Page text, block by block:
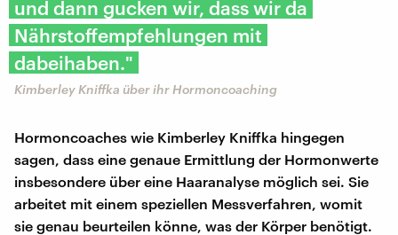
und dann gucken wir, dass wir da
Nährstoffempfehlungen mit
dabeihaben."
Kimberley Kniffka über ihr Hormoncoaching
Hormoncoaches wie Kimberley Kniffka hingegen
sagen, dass eine genaue Ermittlung der Hormonwerte
insbesondere über eine Haaranalyse möglich sei. Sie
arbeitet mit einem speziellen Messverfahren, womit
sie genau beurteilen könne, was der Körper benötigt.